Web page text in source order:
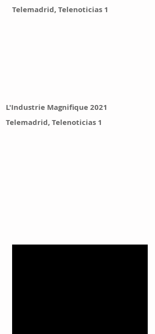
Telemadrid, Telenoticias 1
L'Industrie Magnifique 2021
Telemadrid, Telenoticias 1